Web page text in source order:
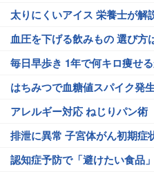
太りにくいアイス 栄養士が解
血圧を下げる飲みもの 選び方
毎日早歩き 1年で何キロ痩せ
はちみつで血糖値スパイク発
アレルギー対応 ねじりパン術
排泄に異常 子宮体がん初期症
認知症予防で「避けたい食品」